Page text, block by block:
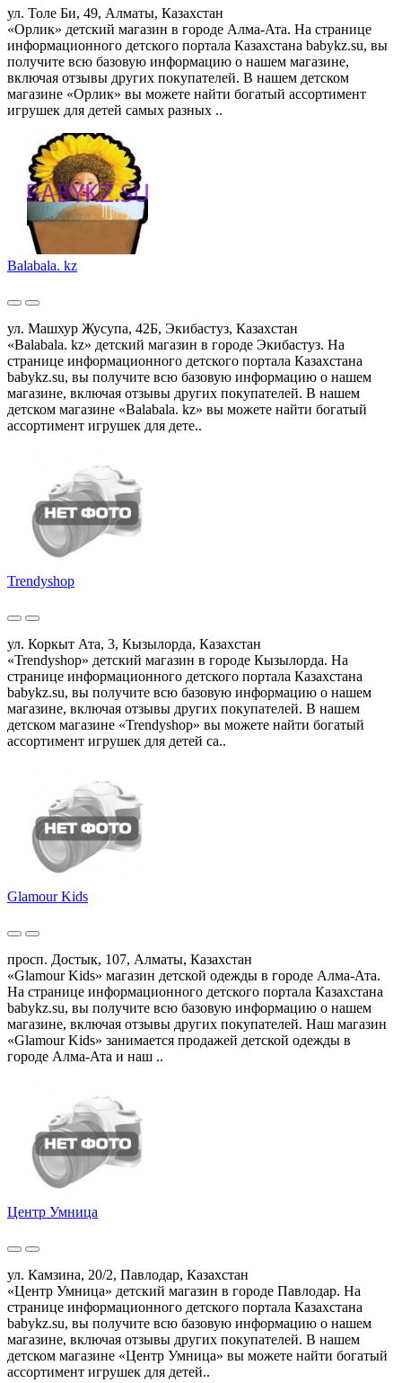
ул. Толе Би, 49, Алматы, Казахстан
«Орлик» детский магазин в городе Алма-Ата. На странице
информационного детского портала Казахстана babykz.su, вы
получите всю базовую информацию о нашем магазине,
включая отзывы других покупателей. В нашем детском
магазине «Орлик» вы можете найти богатый ассортимент
игрушек для детей самых разных ..
Balabala. kz
ул. Машхур Жусупа, 42Б, Экибастуз, Казахстан
«Balabala. kz» детский магазин в городе Экибастуз. На
странице информационного детского портала Казахстана
babykz.su, вы получите всю базовую информацию о нашем
магазине, включая отзывы других покупателей. В нашем
детском магазине «Balabala. kz» вы можете найти богатый
ассортимент игрушек для дете..
Trendyshop
ул. Коркыт Ата, 3, Кызылорда, Казахстан
«Trendyshop» детский магазин в городе Кызылорда. На
странице информационного детского портала Казахстана
babykz.su, вы получите всю базовую информацию о нашем
магазине, включая отзывы других покупателей. В нашем
детском магазине «Trendyshop» вы можете найти богатый
ассортимент игрушек для детей са..
Glamour Kids
просп. Достык, 107, Алматы, Казахстан
«Glamour Kids» магазин детской одежды в городе Алма-Ата.
На странице информационного детского портала Казахстана
babykz.su, вы получите всю базовую информацию о нашем
магазине, включая отзывы других покупателей. Наш магазин
«Glamour Kids» занимается продажей детской одежды в
городе Алма-Ата и наш ..
Центр Умница
ул. Камзина, 20/2, Павлодар, Казахстан
«Центр Умница» детский магазин в городе Павлодар. На
странице информационного детского портала Казахстана
babykz.su, вы получите всю базовую информацию о нашем
магазине, включая отзывы других покупателей. В нашем
детском магазине «Центр Умница» вы можете найти богатый
ассортимент игрушек для детей..